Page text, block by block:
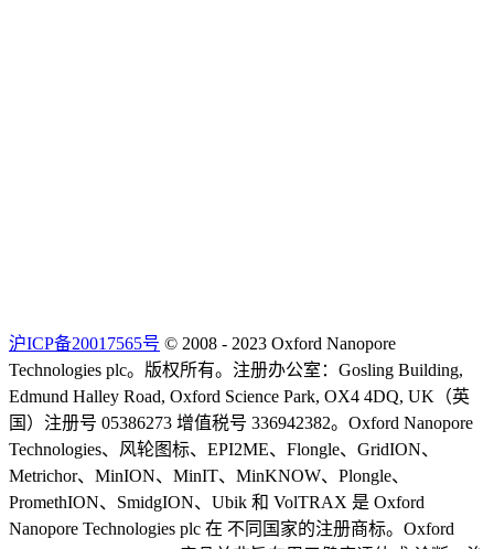
沪ICP备20017565号 © 2008 - 2023 Oxford Nanopore
Technologies plc。版权所有。注册办公室：Gosling Building,
Edmund Halley Road, Oxford Science Park, OX4 4DQ, UK（英
国）注册号 05386273 增值税号 336942382。Oxford Nanopore
Technologies、风轮图标、EPI2ME、Flongle、GridION、
Metrichor、MinION、MinIT、MinKNOW、Plongle、
PromethION、SmidgION、Ubik 和 VolTRAX 是 Oxford
Nanopore Technologies plc 在 不同国家的注册商标。Oxford